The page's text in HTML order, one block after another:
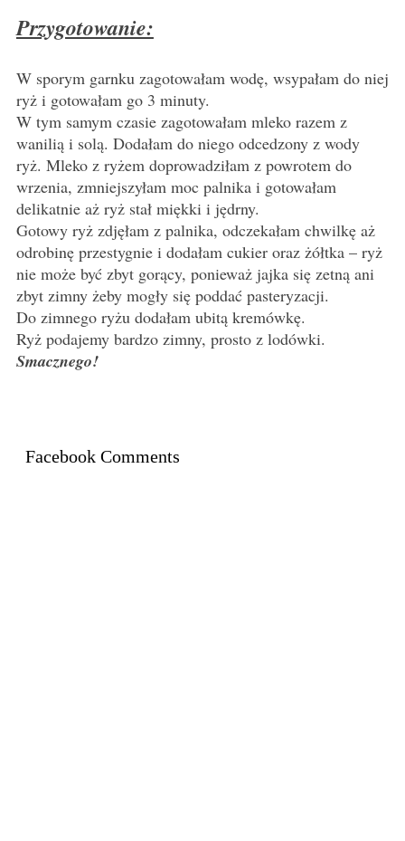
Przygotowanie:
W sporym garnku zagotowałam wodę, wsypałam do niej
ryż i gotowałam go 3 minuty.
W tym samym czasie zagotowałam mleko razem z
wanilią i solą. Dodałam do niego odcedzony z wody
ryż. Mleko z ryżem doprowadziłam z powrotem do
wrzenia, zmniejszyłam moc palnika i gotowałam
delikatnie aż ryż stał miękki i jędrny.
Gotowy ryż zdjęłam z palnika, odczekałam chwilkę aż
odrobinę przestygnie i dodałam cukier oraz żółtka – ryż
nie może być zbyt gorący, ponieważ jajka się zetną ani
zbyt zimny żeby mogły się poddać pasteryzacji.
Do zimnego ryżu dodałam ubitą kremówkę.
Ryż podajemy bardzo zimny, prosto z lodówki.
Smacznego!
Facebook Comments